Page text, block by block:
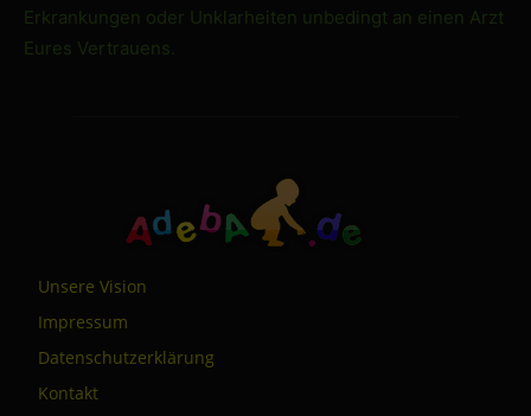
Erkrankungen oder Unklarheiten unbedingt an einen Arzt
Eures Vertrauens.
Unsere Vision
Impressum
Datenschutzerklärung
Kontakt